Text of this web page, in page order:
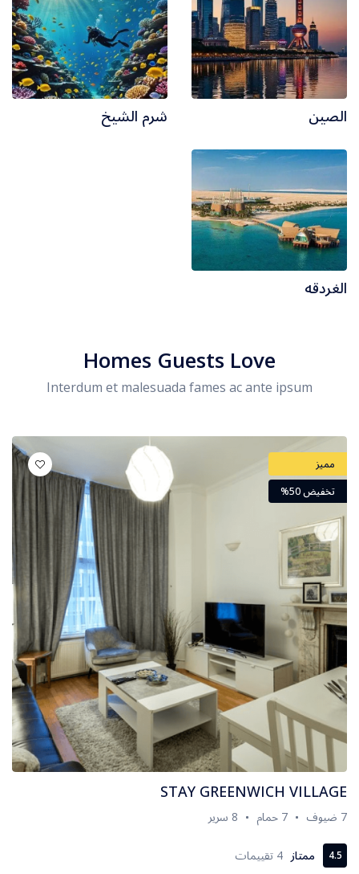
أمريكا
البحر الاحمر
رحلة العواصم الأوروبية
العلا
القاهره
البوسنة والهرسك
روسيا
الصين شرم الشيخ
الغردقه
Homes Guests Love
Interdum et malesuada fames ac ante ipsum
مميز
تخفيض 50%
STAY GREENWICH VILLAGE
7 ضيوف 7 حمام 8 سرير
4.5 ممتاز 4 تقييمات